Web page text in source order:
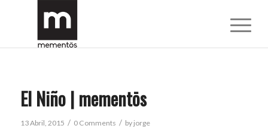
El Niño | mementōs
13 Abril, 2015 / 0 Comments / by jorge